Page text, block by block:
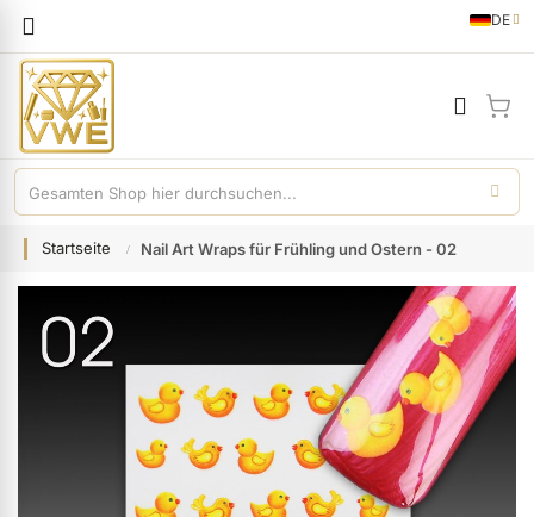
Sprache
DE
German
Startseite Nail Art Wraps für Frühling und Ostern - 02
Ende
der